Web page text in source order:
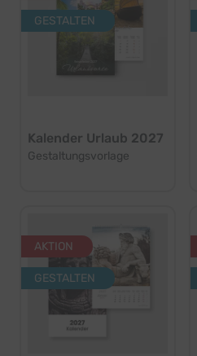
GESTALTEN
Kalender Urlaub 2027
Gestaltungsvorlage
AKTION
GESTALTEN